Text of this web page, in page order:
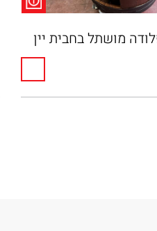
מושתל בחבית יין